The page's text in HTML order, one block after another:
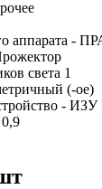
аппарата -
света 1
(-ое)
- ИЗУ